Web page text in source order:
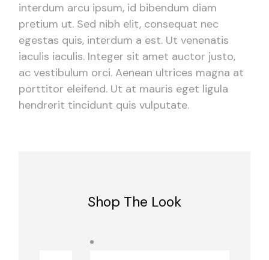
interdum arcu ipsum, id bibendum diam
pretium ut. Sed nibh elit, consequat nec
egestas quis, interdum a est. Ut venenatis
iaculis iaculis. Integer sit amet auctor justo,
ac vestibulum orci. Aenean ultrices magna at
porttitor eleifend. Ut at mauris eget ligula
hendrerit tincidunt quis vulputate.
Shop The Look